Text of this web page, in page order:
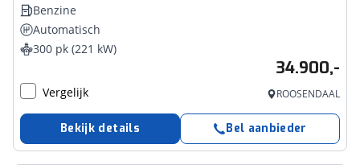
Benzine
Automatisch
300 pk (221 kW)
34.900,-
Vergelijk ROOSENDAAL
Bekijk details Bel aanbieder